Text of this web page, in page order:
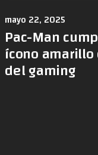
mayo 22, 2025
Pac-Man
ícono
del gaming